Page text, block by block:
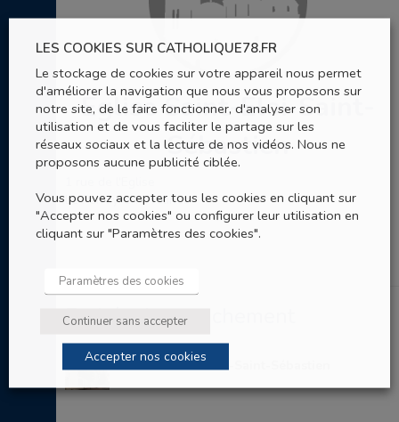
Eglise Saint-Eloi-Saint-
Sébastien
Le Perray-en-Yvelines
Entités de rattachement
Paroisse Saint-Eloi-Saint-Sébastien
LES COOKIES SUR CATHOLIQUE78.FR
Le stockage de cookies sur votre appareil nous permet
d'améliorer la navigation que nous vous proposons sur
notre site, de le faire fonctionner, d'analyser son
utilisation et de vous faciliter le partage sur les
réseaux sociaux et la lecture de nos vidéos. Nous ne
proposons aucune publicité ciblée.
Vous pouvez accepter tous les cookies en cliquant sur
"Accepter nos cookies" ou configurer leur utilisation en
cliquant sur "Paramètres des cookies".
Paramètres des cookies
Continuer sans accepter
Accepter nos cookies